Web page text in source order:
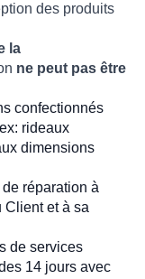
des produits
la
ne peut pas être
confectionnés
rideaux
dimensions
réparation à
Client et à sa
de services
14 jours avec